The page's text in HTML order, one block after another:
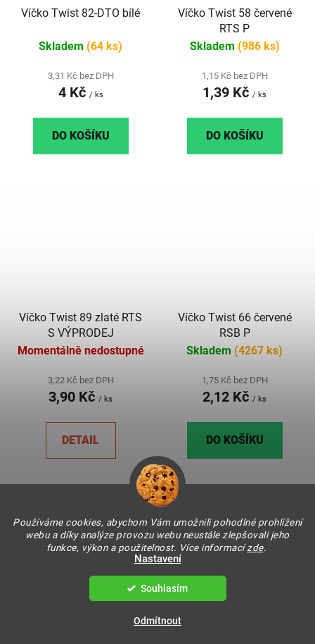
Používáme cookies, abychom Vám umožnili pohodlné prohlížení
webu a díky analýze provozu webu neustále zlepšovali jeho
funkce, výkon a použitelnost. Více informacízde.
Nastavení
Odmítnout
Souhlasím
Víčko Twist 82-DTO bílé
Skladem (64 ks)
3,31 Kč bez DPH
4 Kč / ks
DO KOŠÍKU
Víčko Twist 58 červené
RTS P
Skladem (986 ks)
1,15 Kč bez DPH
1,39 Kč / ks
DO KOŠÍKU
Víčko Twist 89 zlaté RTS
S VÝPRODEJ
Momentálně nedostupné
3,22 Kč bez DPH
3,90 Kč / ks
DETAIL
Víčko Twist 66 červené
RSB P
Skladem (4267 ks)
1,75 Kč bez DPH
2,12 Kč / ks
DO KOŠÍKU
Víčko Twist 82 okurky 3